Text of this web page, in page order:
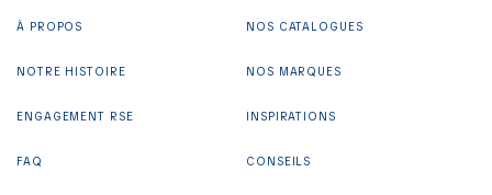
À PROPOS
NOTRE HISTOIRE
ENGAGEMENT RSE
FAQ
NOS CATALOGUES
NOS MARQUES
INSPIRATIONS
CONSEILS